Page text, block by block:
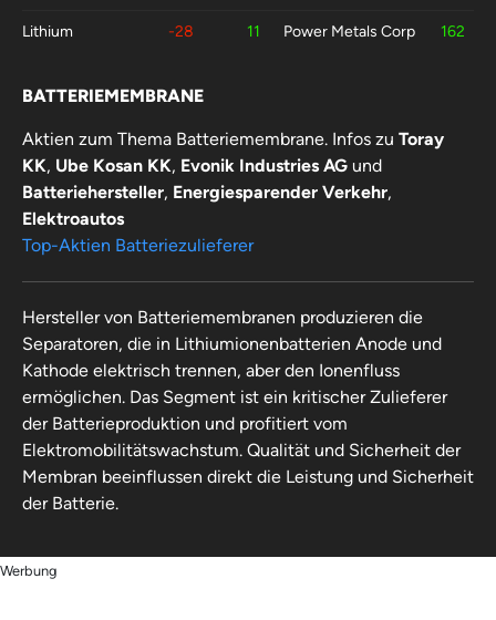
Lithium -28 11 Power Metals Corp 162
BATTERIEMEMBRANE
Aktien zum Thema Batteriemembrane. Infos zu Toray
KK, Ube Kosan KK, Evonik Industries AG und
Batteriehersteller, Energiesparender Verkehr,
Elektroautos
Top-Aktien Batteriezulieferer
Hersteller von Batteriemembranen produzieren die
Separatoren, die in Lithiumionenbatterien Anode und
Kathode elektrisch trennen, aber den Ionenfluss
ermöglichen. Das Segment ist ein kritischer Zulieferer
der Batterieproduktion und profitiert vom
Elektromobilitätswachstum. Qualität und Sicherheit der
Membran beeinflussen direkt die Leistung und Sicherheit
der Batterie.
Werbung